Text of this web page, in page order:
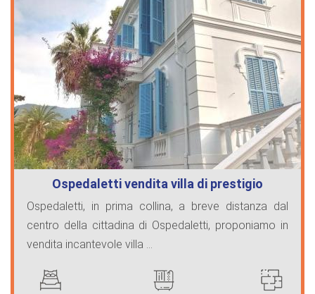
Ospedaletti vendita villa di prestigio
Ospedaletti, in prima collina, a breve distanza dal
centro della cittadina di Ospedaletti, proponiamo in
vendita incantevole villa ...